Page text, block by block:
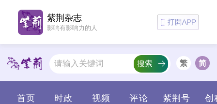
繁 简
首页 时政 视频 评论 紫荆号 创
搜索
紫荆杂志
影响有影响力的人